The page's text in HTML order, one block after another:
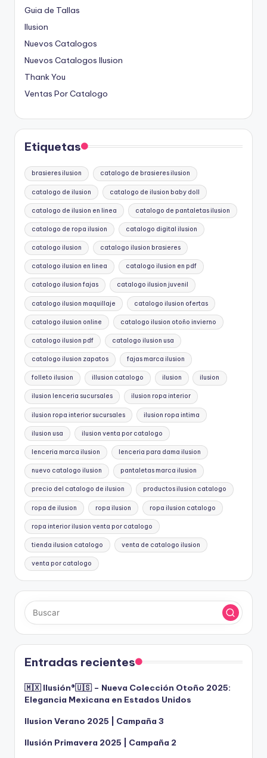
Guia de Tallas
Ilusion
Nuevos Catalogos
Nuevos Catalogos Ilusion
Thank You
Ventas Por Catalogo
Etiquetas
brasieres ilusion catalogo de brasieres ilusion
catalogo de ilusion catalogo de ilusion baby doll
catalogo de ilusion en linea catalogo de pantaletas ilusion
catalogo de ropa ilusion catalogo digital ilusion
catalogo ilusion catalogo ilusion brasieres
catalogo ilusion en linea catalogo ilusion en pdf
catalogo ilusion fajas catalogo ilusion juvenil
catalogo ilusion maquillaje catalogo ilusion ofertas
catalogo ilusion online catalogo ilusion otoño invierno
catalogo ilusion pdf catalogo ilusion usa
catalogo ilusion zapatos fajas marca ilusion
folleto ilusion illusion catalogo ilusion ilusion
ilusion lenceria sucursales ilusion ropa interior
ilusion ropa interior sucursales ilusion ropa intima
ilusion usa ilusion venta por catalogo
lenceria marca ilusion lenceria para dama ilusion
nuevo catalogo ilusion pantaletas marca ilusion
precio del catalogo de ilusion productos ilusion catalogo
ropa de ilusion ropa ilusion ropa ilusion catalogo
ropa interior ilusion venta por catalogo
tienda ilusion catalogo venta de catalogo ilusion
venta por catalogo
Entradas recientes
🇲🇽 Ilusión®️🇺🇸 – Nueva Colección Otoño 2025:
Elegancia Mexicana en Estados Unidos
Ilusion Verano 2025 | Campaña 3
Ilusión Primavera 2025 | Campaña 2